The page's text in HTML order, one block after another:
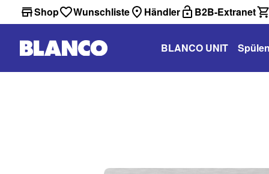
Shop Wunschliste Händler B2B-Extranet
BLANCO UNIT